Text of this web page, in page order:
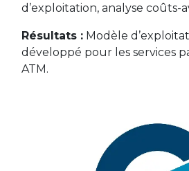
d’exploitation, analyse coûts-
Résultats : Modèle
développé pour les services
ATM.